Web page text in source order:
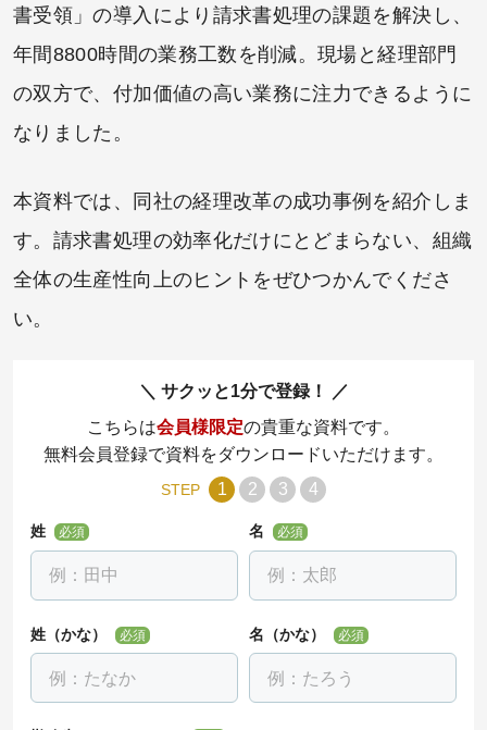
書受領」の導入により請求書処理の課題を解決し、
年間8800時間の業務工数を削減。現場と経理部門
の双方で、付加価値の高い業務に注力できるように
なりました。
本資料では、同社の経理改革の成功事例を紹介しま
す。請求書処理の効率化だけにとどまらない、組織
全体の生産性向上のヒントをぜひつかんでくださ
い。
サクッと1分で登録！
こちらは会員様限定の貴重な資料です。
無料会員登録で資料をダウンロードいただけます。
STEP 1 2 3 4
姓 必須 名 必須
姓（かな） 必須 名（かな） 必須